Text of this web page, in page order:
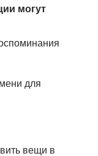
могут
для
вещи в